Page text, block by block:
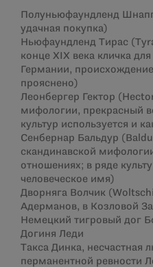
Полуньюфаундленд
удачная покупка)
Ньюфаундленд Тирас
конце XIX века кличка
Германии,
прояснено)
Леонбергер Гектор
мифологии, прекрасный
культур используется и
Сенбернар Бальдур
скандинавской
отношениях; в ряде
человеческое имя)
Дворняга Волчик
Адерманов, в Козловой
Немецкий тигровый дог
Догиня Леди
Такса Динка, несчастная
перманентной ревности